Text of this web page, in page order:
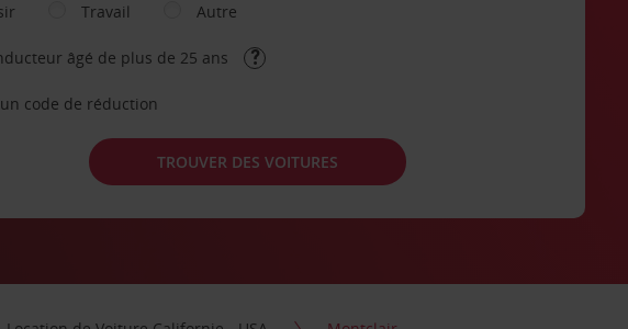
Travail Autre
âgé de plus de 25 ans
un code de réduction
TROUVER DES VOITURES